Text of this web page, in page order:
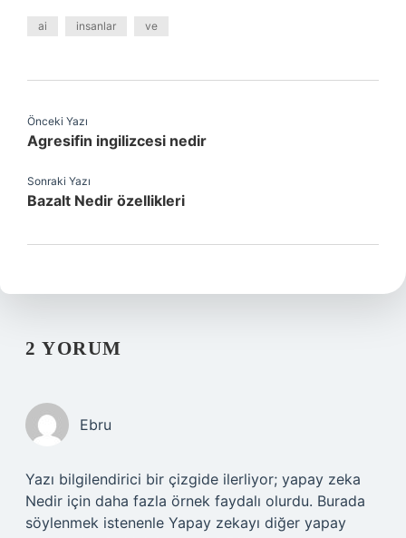
ai insanlar ve
Önceki Yazı
Agresifin ingilizcesi nedir
Sonraki Yazı
Bazalt Nedir özellikleri
2 YORUM
Ebru
Yazı bilgilendirici bir çizgide ilerliyor; yapay zeka
Nedir için daha fazla örnek faydalı olurdu. Burada
söylenmek istenenle Yapay zekayı diğer yapay